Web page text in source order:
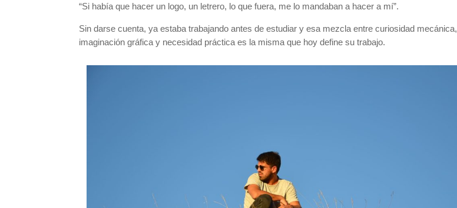
“Si había que hacer un logo, un letrero, lo que fuera, me lo mandaban a hacer a mí”.
Sin darse cuenta, ya estaba trabajando antes de estudiar y esa mezcla entre curiosidad mecánica,
imaginación gráfica y necesidad práctica es la misma que hoy define su trabajo.